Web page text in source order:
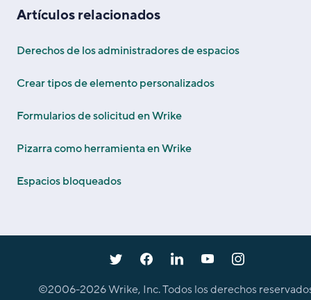
Artículos relacionados
Derechos de los administradores de espacios
Crear tipos de elemento personalizados
Formularios de solicitud en Wrike
Pizarra como herramienta en Wrike
Espacios bloqueados
©2006-2026Wrike, Inc. Todos los derechos